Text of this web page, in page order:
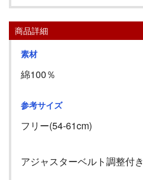
商品詳細
素材
綿100％
参考サイズ
フリー(54-61cm)
アジャスターベルト調整付き